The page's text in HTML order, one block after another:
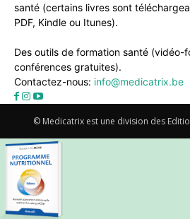
santé (certains livres sont
PDF, Kindle ou Itunes).
Des outils de formation santé (vidéo-
conférences gratuites).
Contactez-nous: info@medicatrix.be
© Medicatrix est une division des